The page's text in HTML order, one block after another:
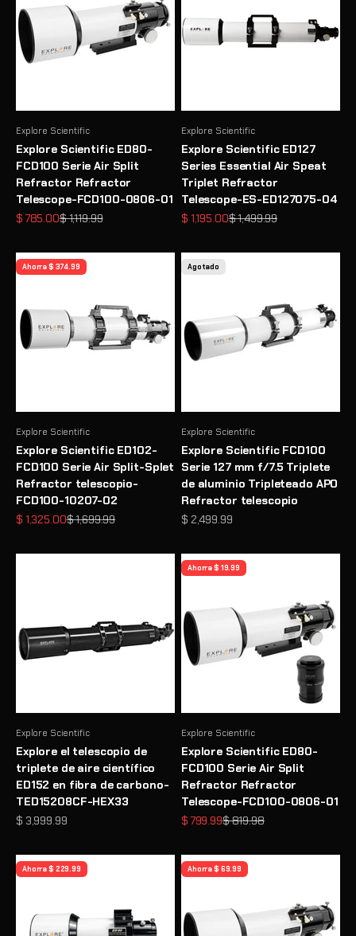
Explore Scientific
Explore Scientific ED80-
FCD100 Serie Air Split
Refractor Refractor
Telescope-FCD100-0806-01
Precio de oferta
$ 785.00Precio normal
$ 1,119.99
Explore Scientific
Explore Scientific ED127
Series Essential Air Speat
Triplet Refractor
Telescope-ES-ED127075-04
Precio de oferta
$ 1,195.00Precio normal
$ 1,499.99
Ahorra $ 374.99
Explore Scientific
Explore Scientific ED102-
FCD100 Serie Air Split-Splet
Refractor telescopio-
FCD100-10207-02
Precio de oferta
$ 1,325.00Precio normal
$ 1,699.99
Agotado
Explore Scientific
Explore Scientific FCD100
Serie 127 mm f/7.5 Triplete
de aluminio Tripleteado APO
Refractor telescopio
Precio de oferta
$ 2,499.99
Explore Scientific
Explore el telescopio de
triplete de aire científico
ED152 en fibra de carbono-
TED15208CF-HEX33
Precio de oferta
$ 3,999.99
Ahorra $ 19.99
Explore Scientific
Explore Scientific ED80-
FCD100 Serie Air Split
Refractor Refractor
Telescope-FCD100-0806-01
Precio de oferta
$ 799.99Precio normal
$ 819.98
Ahorra $ 229.99 Ahorra $ 69.99